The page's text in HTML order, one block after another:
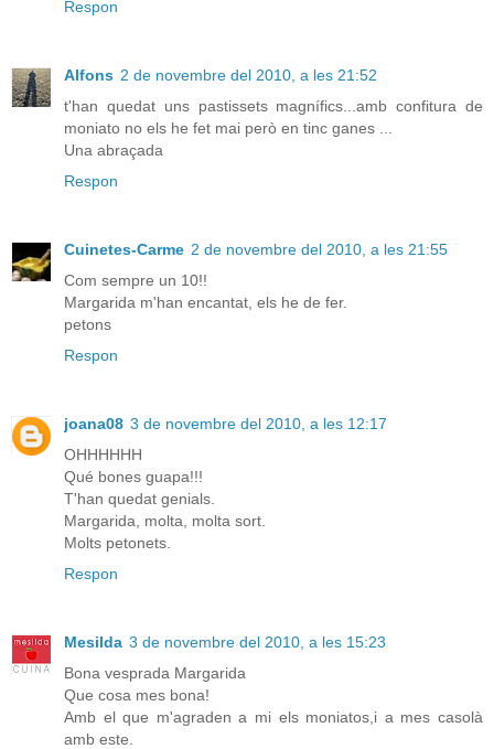
Respon
Alfons 2 de novembre del 2010, a les 21:52
t'han quedat uns pastissets magnífics...amb confitura de
moniato no els he fet mai però en tinc ganes ...
Una abraçada
Respon
Cuinetes-Carme 2 de novembre del 2010, a les 21:55
Com sempre un 10!!
Margarida m'han encantat, els he de fer.
petons
Respon
joana08 3 de novembre del 2010, a les 12:17
OHHHHHH
Qué bones guapa!!!
T'han quedat genials.
Margarida, molta, molta sort.
Molts petonets.
Respon
Mesilda 3 de novembre del 2010, a les 15:23
Bona vesprada Margarida
Que cosa mes bona!
Amb el que m'agraden a mi els moniatos,i a mes casolà
amb este.